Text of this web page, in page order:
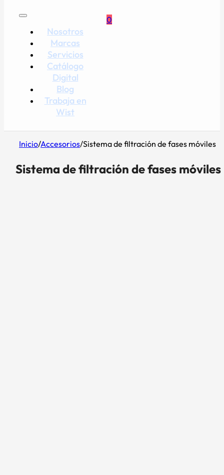
Nosotros
Marcas
Servicios
Catálogo
Digital
Blog
Trabaja en
Wist
0
Inicio/Accesorios/Sistema de filtración de fases móviles
Sistema de filtración de fases móviles